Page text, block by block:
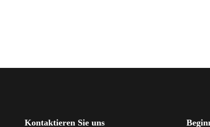
Kontaktieren Sie uns